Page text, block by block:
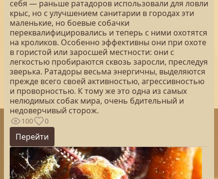
себя — раньше ратадоров использовали для ловли
крыс, но с улучшением санитарии в городах эти
маленькие, но боевые собачки
переквалифицировались и теперь с ними охотятся
на кроликов. Особенно эффективны они при охоте
в гористой или заросшей местности: они с
легкостью пробираются сквозь заросли, преследуя
зверька. Ратадоры весьма энергичны, выделяются
прежде всего своей активностью, агрессивностью
и проворностью. К тому же это одна из самых
нелюдимых собак мира, очень бдительный и
недоверчивый сторож.
100 0
Перейти